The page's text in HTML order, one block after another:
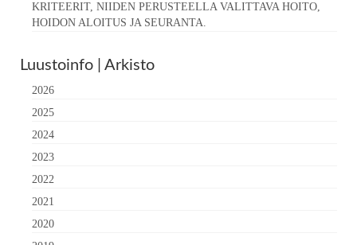
KRITEERIT, NIIDEN PERUSTEELLA VALITTAVA HOITO,
HOIDON ALOITUS JA SEURANTA.
Luustoinfo | Arkisto
2026
2025
2024
2023
2022
2021
2020